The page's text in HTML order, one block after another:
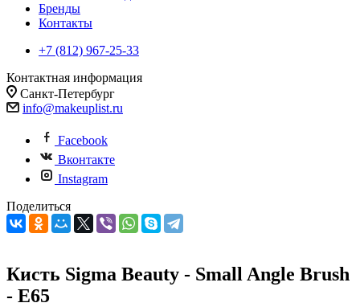
Бренды
Контакты
+7 (812) 967-25-33
Контактная информация
Санкт-Петербург
info@makeuplist.ru
Facebook
Вконтакте
Instagram
Поделиться
Кисть Sigma Beauty - Small Angle Brush
- E65